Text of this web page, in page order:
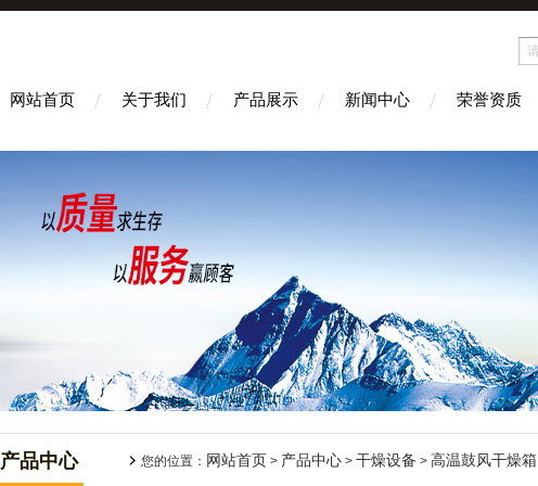
网站首页 关于我们 产品展示 新闻中心 荣誉资质
产品中心 您的位置： 网站首页 > 产品中心 > 干燥设备 > 高温鼓风干燥箱